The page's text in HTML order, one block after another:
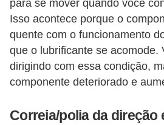
para se mover quando você
Isso acontece porque o
quente com o funcionamento
que o lubrificante se acomode.
dirigindo com essa condição,
componente deteriorado e
Correia/polia da direção
o
d
e
a
e